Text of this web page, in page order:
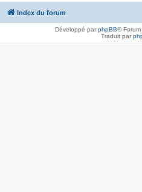
Index du forum
Développé parphpBB®
Traduit par